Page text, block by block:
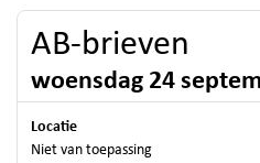
AB-brieven
woensdag 24
Locatie
Niet van toepassing